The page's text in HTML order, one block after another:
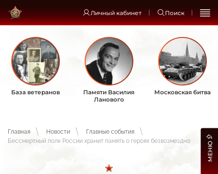
Личный кабинет Поиск
База ветеранов
Памяти Василия
Ланового
Московская битва
Главная Новости
Главные события
Бессмертный полк России хранит память о героях безвозмездно
МЕНЮ